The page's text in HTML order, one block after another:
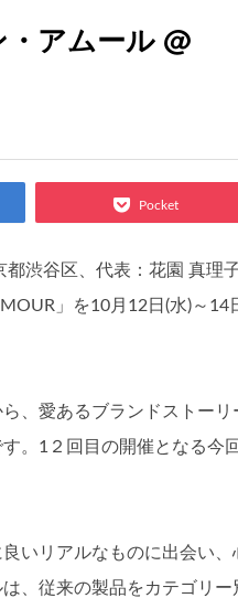
アムール @
Pocket
渋谷区、代表：花園 真理
」を10月12日(水)～14
、愛あるブランドストーリ
。1２回目の開催となる今回
いリアルなものに出会い、
、従来の製品をカテゴリー